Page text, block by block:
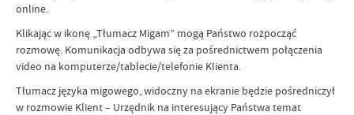
online.
Klikając w ikonę „Tłumacz Migam” mogą Państwo rozpocząć
rozmowę. Komunikacja odbywa się za pośrednictwem połączenia
video na komputerze/tablecie/telefonie Klienta.
Tłumacz języka migowego, widoczny na ekranie będzie pośredniczył
w rozmowie Klient – Urzędnik na interesujący Państwa temat